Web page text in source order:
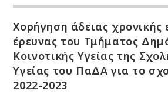
Χορήγηση άδειας χρονικής
έρευνας του Τμήματος
Κοινοτικής Υγείας της
Υγείας του ΠαΔΑ για το
2022-2023